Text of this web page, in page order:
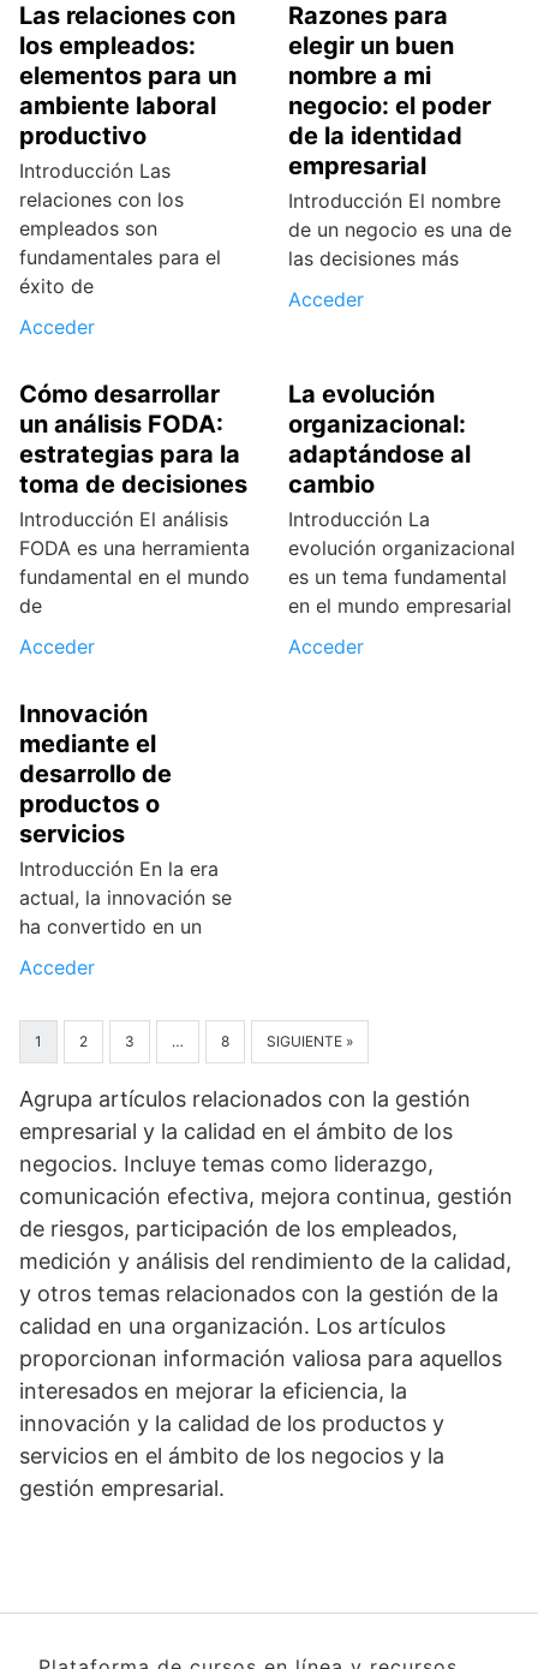
Las relaciones con
los empleados:
elementos para un
ambiente laboral
productivo
Introducción Las
relaciones con los
empleados son
fundamentales para el
éxito de
Acceder
Razones para
elegir un buen
nombre a mi
negocio: el poder
de la identidad
empresarial
Introducción El nombre
de un negocio es una de
las decisiones más
Acceder
Cómo desarrollar
un análisis FODA:
estrategias para la
toma de decisiones
Introducción El análisis
FODA es una herramienta
fundamental en el mundo
de
Acceder
La evolución
organizacional:
adaptándose al
cambio
Introducción La
evolución organizacional
es un tema fundamental
en el mundo empresarial
Acceder
Innovación
mediante el
desarrollo de
productos o
servicios
Introducción En la era
actual, la innovación se
ha convertido en un
Acceder
1 2 3 … 8 SIGUIENTE »
Agrupa artículos relacionados con la gestión
empresarial y la calidad en el ámbito de los
negocios. Incluye temas como liderazgo,
comunicación efectiva, mejora continua, gestión
de riesgos, participación de los empleados,
medición y análisis del rendimiento de la calidad,
y otros temas relacionados con la gestión de la
calidad en una organización. Los artículos
proporcionan información valiosa para aquellos
interesados en mejorar la eficiencia, la
innovación y la calidad de los productos y
servicios en el ámbito de los negocios y la
gestión empresarial.